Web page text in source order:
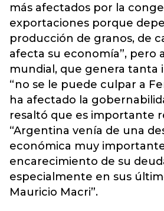
más afectados por la
exportaciones porque
producción de granos, de
afecta su economía”, pero
mundial, que genera tanta
“no se le puede culpar a
ha afectado la
resaltó que es importante
“Argentina venía de una
económica muy
encarecimiento de su
especialmente en sus
Mauricio Macri”.